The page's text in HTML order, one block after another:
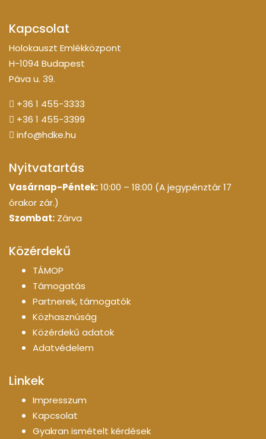
Kapcsolat
Holokauszt Emlékközpont
H-1094 Budapest
Páva u. 39.
+36 1 455-3333
+36 1 455-3399
info@hdke.hu
Nyitvatartás
Vasárnap-Péntek:10:00 – 18:00 (A jegypénztár 17
órakor zár.)
Szombat: Zárva
Közérdekű
TÁMOP
Támogatás
Partnerek, támogatók
Közhasznúság
Közérdekű adatok
Adatvédelem
Linkek
Impresszum
Kapcsolat
Gyakran ismételt kérdések